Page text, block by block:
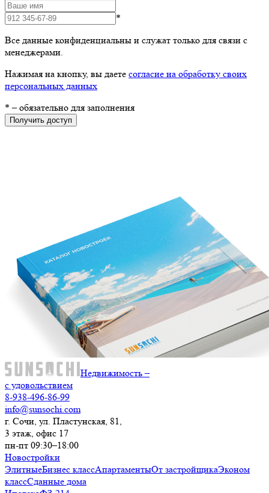
*
Все данные конфиденциальны и служат только для связи с
менеджерами.
Нажимая на кнопку, вы даете согласие на обработку своих
персональных данных
* – обязательно для заполнения
Получить доступ
Недвижимость –
с удовольствием
8-938-496-86-99
info@sunsochi.com
г. Сочи, ул. Пластунская, 81,
3 этаж, офис 17
пн-пт 09:30–18:00
Новостройки
ЭлитныеБизнес классАпартаментыОт застройщикаЭконом
классСданные дома